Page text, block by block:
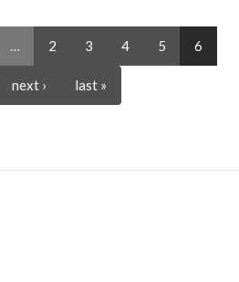
2 3 4 5 6
next › last »